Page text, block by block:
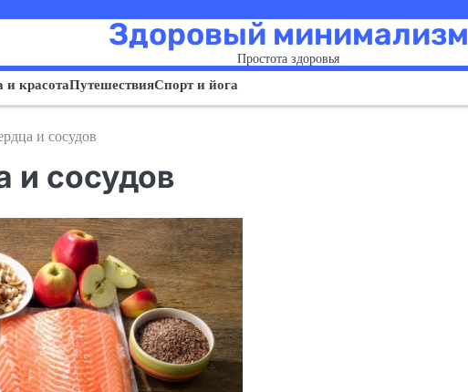
Здоровый минимализм
Простота здоровья
красотаПутешествияСпорт и йога
и сосудов
и сосудов